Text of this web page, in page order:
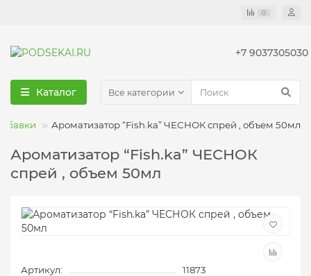
0
+7 9037305030
Каталог Все категории
Ароматизатор “Fish.ka” ЧЕСНОК спрей , объем 50мл
Ароматизатор “Fish.ka” ЧЕСНОК
спрей , объем 50мл
Артикул:
11873